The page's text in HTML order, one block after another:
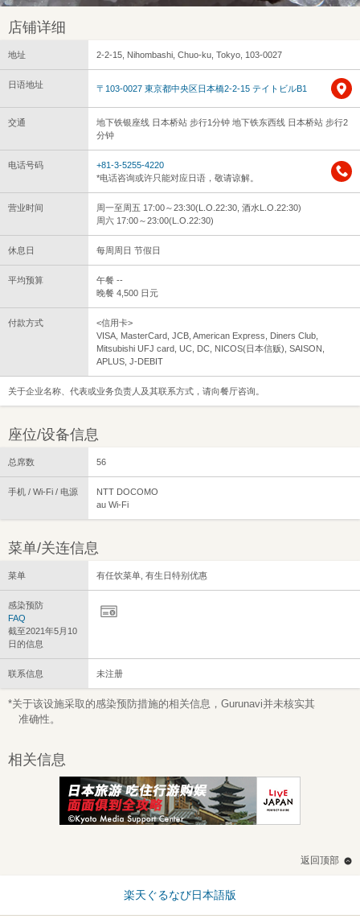
店铺详细
地址 2-2-15, Nihombashi, Chuo-ku, Tokyo, 103-0027
日语地址 〒103-0027 東京都中央区日本橋2-2-15 テイトビルB1
交通
地下铁银座线 日本桥站 步行1分钟 地下铁东西线 日本桥站 步行2
分钟
电话号码
+81-3-5255-4220
*电话咨询或许只能对应日语，敬请谅解。
营业时间
周一至周五 17:00～23:30(L.O.22:30, 酒水L.O.22:30)
周六 17:00～23:00(L.O.22:30)
休息日 每周周日 节假日
平均预算
午餐 --
晚餐 4,500 日元
付款方式
<信用卡>
VISA, MasterCard, JCB, American Express, Diners Club,
Mitsubishi UFJ card, UC, DC, NICOS(日本信贩), SAISON,
APLUS, J-DEBIT
关于企业名称、代表或业务负责人及其联系方式，请向餐厅咨询。
座位/设备信息
总席数 56
手机 / Wi-Fi / 电源
NTT DOCOMO
au Wi-Fi
菜单/关连信息
菜单 有任饮菜单, 有生日特别优惠
感染预防
FAQ
截至2021年5月10
日的信息
联系信息 未注册
*关于该设施采取的感染预防措施的相关信息，Gurunavi并未核实其
准确性。
相关信息
返回顶部
楽天ぐるなび日本語版